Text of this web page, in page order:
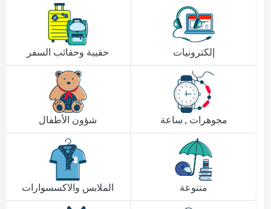
حقيبة وحقائب السفر إلكترونيات
شؤون الأطفال مجوهرات , ساعة
الملابس والاكسسوارات متنوعة